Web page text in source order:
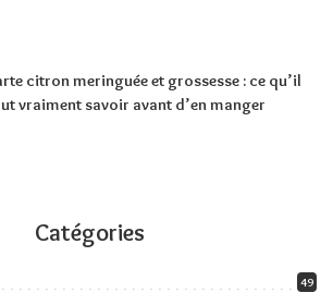
citron meringuée et grossesse : ce qu’il
vraiment savoir avant d’en manger
Catégories
49